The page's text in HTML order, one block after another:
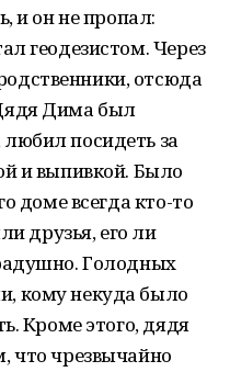
и он не пропал:
геодезистом. Через
отсюда
Дима был
посидеть за
и выпивкой. Было
доме всегда кто-то
друзья, его ли
Голодных
кому некуда было
Кроме этого, дядя
что чрезвычайно